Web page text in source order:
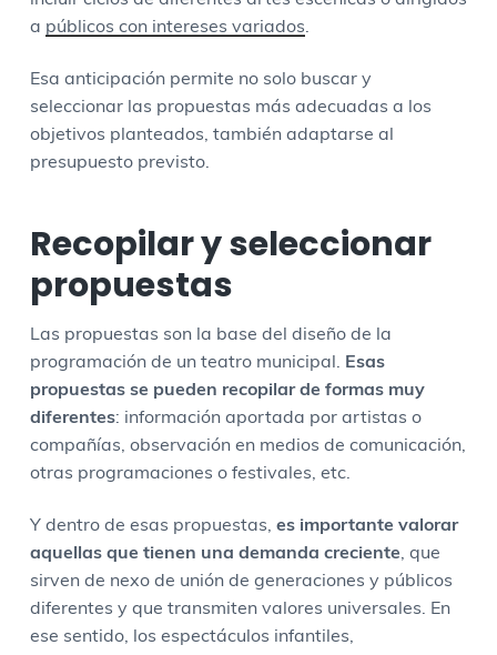
a públicos con intereses variados.
Esa anticipación permite no solo buscar y
seleccionar las propuestas más adecuadas a los
objetivos planteados, también adaptarse al
presupuesto previsto.
Recopilar y seleccionar
propuestas
Las propuestas son la base del diseño de la
programación de un teatro municipal. Esas
propuestas se pueden recopilar de formas muy
diferentes: información aportada por artistas o
compañías, observación en medios de comunicación,
otras programaciones o festivales, etc.
Y dentro de esas propuestas, es importante valorar
aquellas que tienen una demanda creciente, que
sirven de nexo de unión de generaciones y públicos
diferentes y que transmiten valores universales. En
ese sentido, los espectáculos infantiles,